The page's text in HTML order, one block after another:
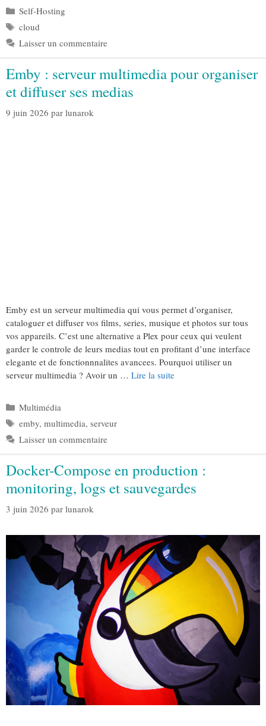
Catégories
Self-Hosting
Étiquettes
cloud
Laisser un commentaire
Emby : serveur multimedia pour organiser
et diffuser ses medias
9 juin 2026 par lunarok
Emby est un serveur multimedia qui vous permet d’organiser,
cataloguer et diffuser vos films, series, musique et photos sur tous
vos appareils. C’est une alternative a Plex pour ceux qui veulent
garder le controle de leurs medias tout en profitant d’une interface
elegante et de fonctionnnalites avancees. Pourquoi utiliser un
serveur multimedia ? Avoir un … Lire la suite
Catégories
Multimédia
Étiquettes
emby, multimedia, serveur
Laisser un commentaire
Docker-Compose en production :
monitoring, logs et sauvegardes
3 juin 2026 par lunarok